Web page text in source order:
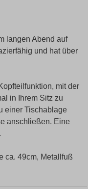
langen Abend auf
und hat über
mit der
in Ihrem Sitz zu
einer Tischablage
anschließen. Eine
ca. 49cm, Metallfuß